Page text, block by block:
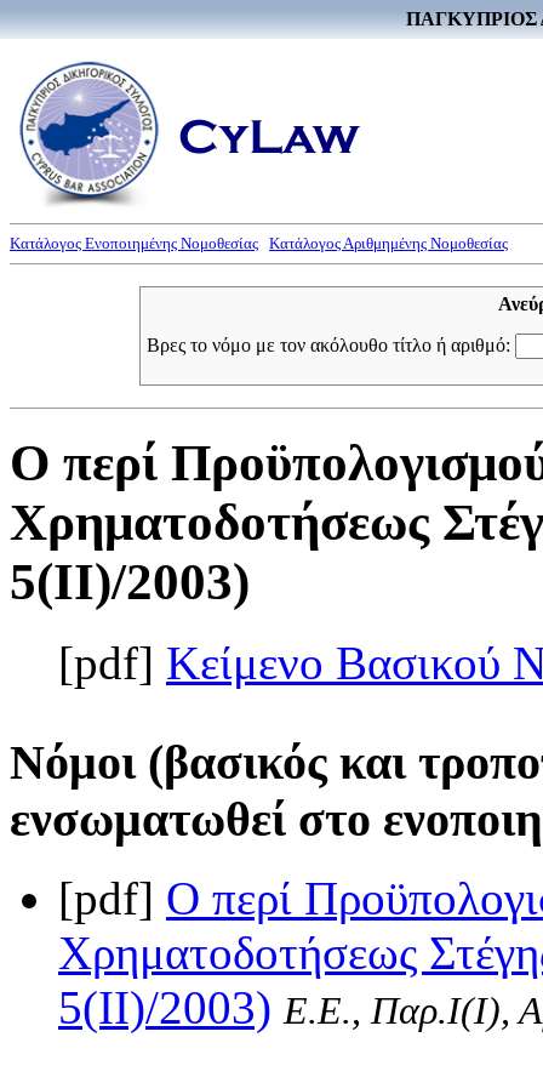
ΠΑΓΚΥΠΡΙΟΣ
Κατάλογος Ενοποιημένης Νομοθεσίας Κατάλογος Αριθμημένης Νομοθεσίας
Βρες το νόμο με τον ακόλουθο τίτλο ή αριθμό:
Ο περί
Χρηματοδοτήσεως
5(II)/2003)
[pdf] Κείμενο Βασικού
Νόμοι (βασικός και
ενσωματωθεί στο
[pdf] Ο περί
Χρηματοδοτήσεως
5(II)/2003) Ε.Ε., Παρ.Ι(I),